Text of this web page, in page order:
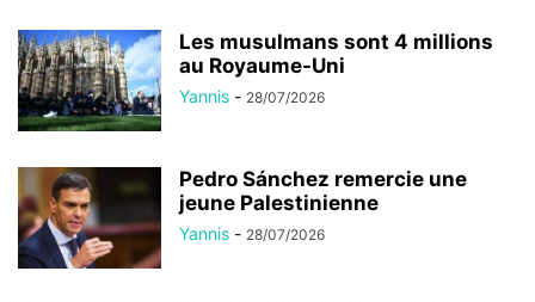
Les musulmans sont 4 millions
au Royaume-Uni
Yannis - 28/07/2026
Pedro Sánchez remercie une
jeune Palestinienne
Yannis - 28/07/2026